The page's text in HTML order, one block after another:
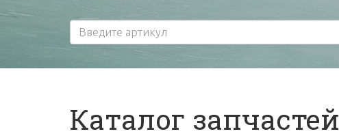
Каталог запчастей